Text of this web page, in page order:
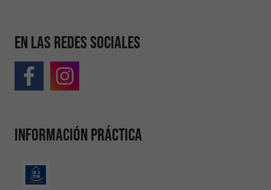
En las redes sociales
Información práctica